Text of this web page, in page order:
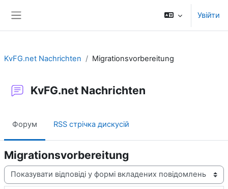
Увійти
KvFG.net Nachrichten Migrationsvorbereitung
KvFG.net Nachrichten
Форум RSS стрічка дискусій
Migrationsvorbereitung
Тип показу